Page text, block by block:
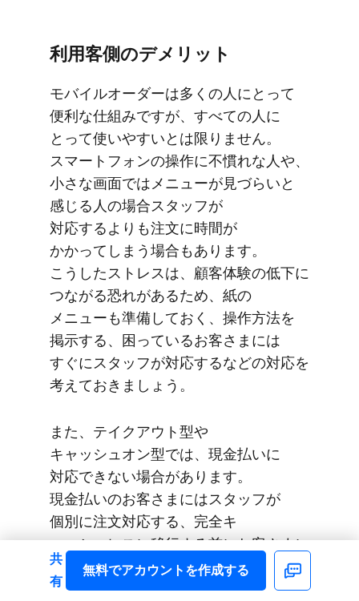
利用客側の​デメリット
モバイルオーダーは​多くの​人に​とって​
便利な​仕組みですが、​すべての​人に​
とって​使いやすいとは​限りません。​
スマートフォンの​操作に​不慣れな​人や、​
小さな​画面では​メニューが​見づらいと​
感じる​人の​場合スタッフが​
対応するよりも​注文に​時間が​
かかってしまう​場合も​あります。​
こうした​ストレスは、​顧客体験の​低下に​
つながる​恐れが​ある​ため、​紙の​
メニューも​準備しておく、​操作方​法を​
掲示する、​困っている​お客さまには​
すぐに​スタッフが​対応するなどの​対応を​
考えて​おきましょう。
また、​テイクアウト型や​
キャッシュオン型では、​現金払いに​
対応できない​場合が​あります。​
現金払いの​お客さまには​スタッフが​
個別に​注文対応する、​完全キ​
ャッシュレスに​移行する​前に​お客さまに​
お知らせするなど、​顧客層に​合わせて​
工夫が​必要に​なるでしょう。
Facebook
共
有
無料で​アカウントを​作成する